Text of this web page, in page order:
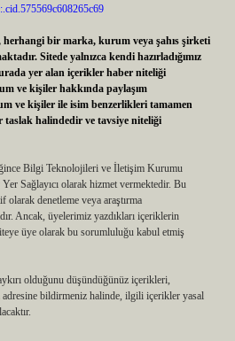
herhangi bir marka, kurum veya şahıs şirketi
Sitede yalnızca kendi hazırladığımız
yer alan içerikler haber niteliği
ve kişiler hakkında paylaşım
ve kişiler ile isim benzerlikleri tamamen
halindedir ve tavsiye niteliği
Bilgi Teknolojileri ve İletişim Kurumu
Sağlayıcı olarak hizmet vermektedir. Bu
denetleme veya araştırma
Ancak, üyelerimiz yazdıkları içeriklerin
üye olarak bu sorumluluğu kabul etmiş
olduğunu düşündüğünüz içerikleri,
adresine bildirmeniz halinde, ilgili içerikler yasal